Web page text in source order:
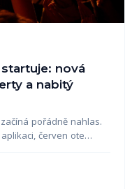
nová
a nabitý
pořádně nahlas.
červen ote…